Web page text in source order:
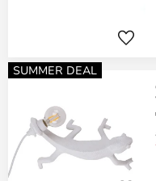
SUMMER DEAL